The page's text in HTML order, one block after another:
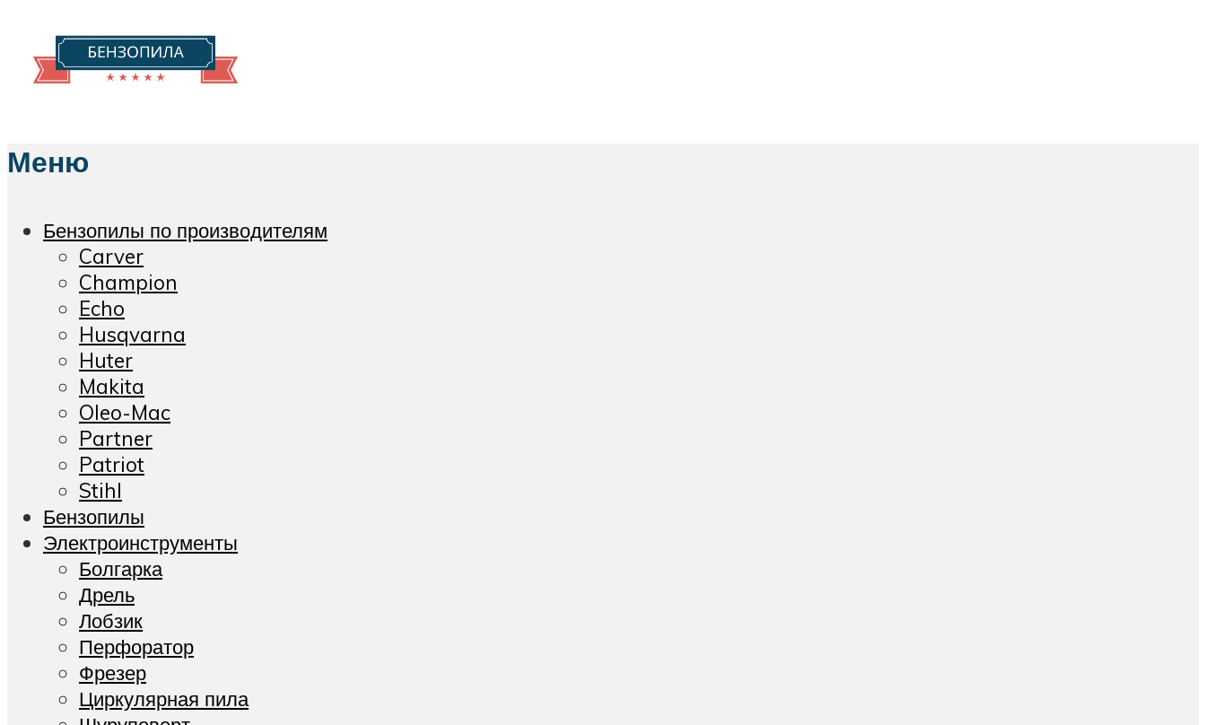
Меню
Бензопилы по производителям
Carver
Champion
Echo
Husqvarna
Huter
Makita
Oleo-Mac
Partner
Patriot
Stihl
Бензопилы
Электроинструменты
Болгарка
Дрель
Лобзик
Перфоратор
Фрезер
Циркулярная пила